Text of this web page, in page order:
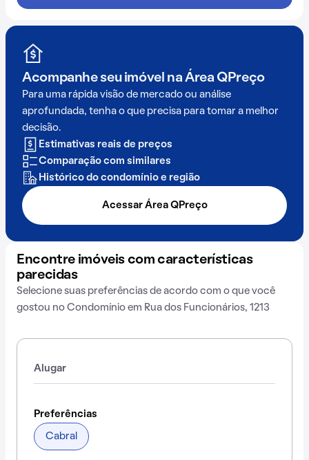
Acompanhe seu imóvel na Área QPreço
Para uma rápida visão de mercado ou análise
aprofundada, tenha o que precisa para tomar a melhor
decisão.
Estimativas reais de preços
Comparação com similares
Histórico do condomínio e região
Acessar Área QPreço
Encontre imóveis com características
parecidas
Selecione suas preferências de acordo com o que você
gostou no Condomínio em Rua dos Funcionários, 1213
Alugar
Preferências
Cabral